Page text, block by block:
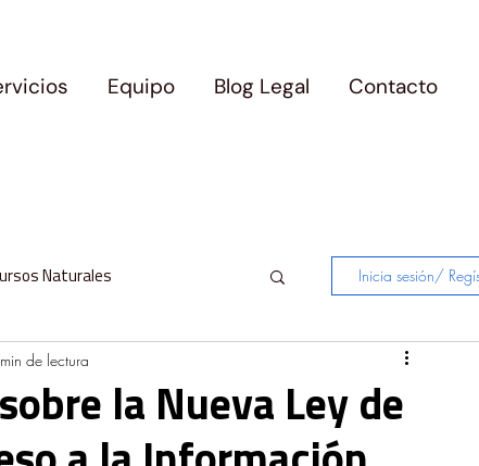
Equipo Blog Legal Contacto
Naturales
y Precedentes
Inicia sesión/
la Nueva Ley de
de lectura